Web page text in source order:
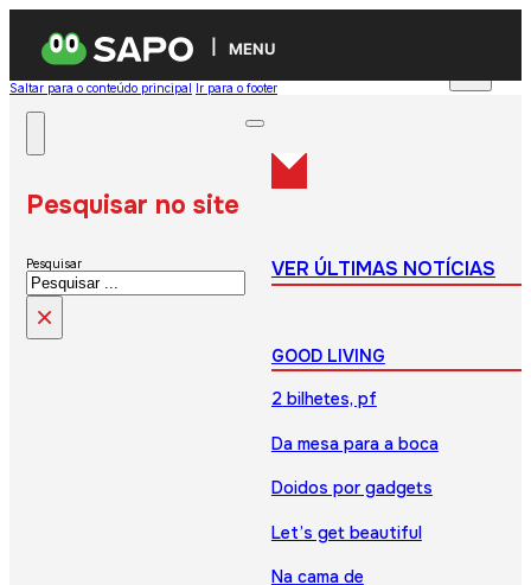
MENU
Saltar para o conteúdo principal Ir para o footer
Pesquisar no site
Pesquisar
×
VER ÚLTIMAS NOTÍCIAS
GOOD LIVING
2 bilhetes, pf
Da mesa para a boca
Doidos por gadgets
Let’s get beautiful
Na cama de